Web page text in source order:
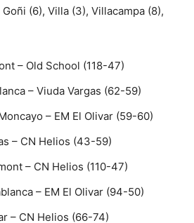
(6), Villa (3), Villacampa (8),
– Old School (118-47)
– Viuda Vargas (62-59)
– EM El Olivar (59-60)
– CN Helios (43-59)
– CN Helios (110-47)
– EM El Olivar (94-50)
– CN Helios (66-74)